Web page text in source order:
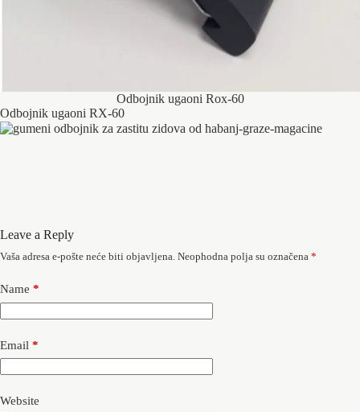
Odbojnik ugaoni Rox-60
Odbojnik ugaoni RX-60
Leave a Reply
Vaša adresa e-pošte neće biti objavljena. Neophodna polja su označena *
Name *
Email *
Website